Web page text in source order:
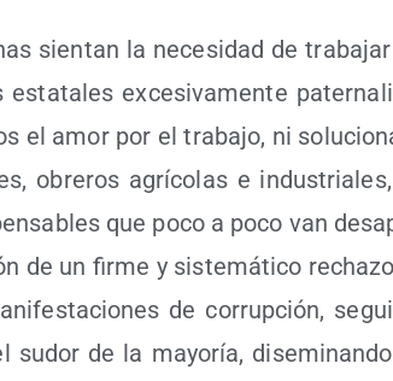
sien­tan la nece­si­dad de
esta­ta­les exce­si­va­men­te
el amor por el tra­ba­jo, ni
obre­ros agrí­co­las e
que poco a poco van
de un fir­me y sis­te­má­ti­co
de corrup­ción,
sudor de la mayo­ría,